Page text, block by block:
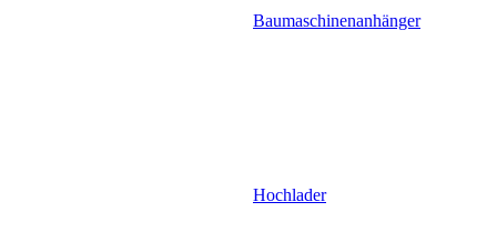
Baumaschinenanhänger
Hochlader